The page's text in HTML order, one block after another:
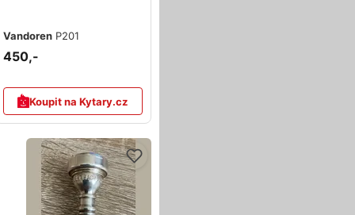
Vandoren P201
450,-
Koupit na Kytary.cz